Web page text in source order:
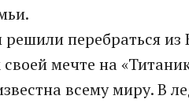
перебраться из
мечте на
всему миру. В